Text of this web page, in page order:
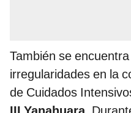
También se
irregularidades en la
de Cuidados